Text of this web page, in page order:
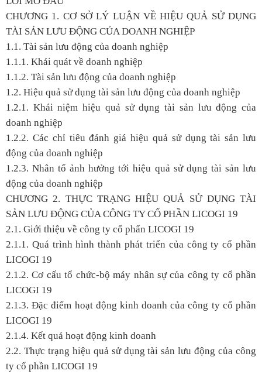
CHƯƠNG 1. CƠ SỞ LÝ LUẬN VỀ HIỆU QUẢ SỬ DỤNG
TÀI SẢN LƯU ĐỘNG CỦA DOANH NGHIỆP
1.1. Tài sản lưu động của doanh nghiệp
1.1.1. Khái quát về doanh nghiệp
1.1.2. Tài sản lưu động của doanh nghiệp
1.2. Hiệu quả sử dụng tài sản lưu động của doanh nghiệp
1.2.1. Khái niệm hiệu quả sử dụng tài sản lưu động của
doanh nghiệp
1.2.2. Các chỉ tiêu đánh giá hiệu quả sử dụng tài sản lưu
động của doanh nghiệp
1.2.3. Nhân tố ảnh hưởng tới hiệu quả sử dụng tài sản lưu
động của doanh nghiệp
CHƯƠNG 2. THỰC TRẠNG HIỆU QUẢ SỬ DỤNG TÀI
SẢN LƯU ĐỘNG CỦA CÔNG TY CỔ PHẦN LICOGI 19
2.1. Giới thiệu về công ty cổ phẩn LICOGI 19
2.1.1. Quá trình hình thành phát triển của công ty cổ phần
LICOGI 19
2.1.2. Cơ cấu tổ chức-bộ máy nhân sự của công ty cổ phần
LICOGI 19
2.1.3. Đặc điểm hoạt động kinh doanh của công ty cổ phần
LICOGI 19
2.1.4. Kết quả hoạt động kinh doanh
2.2. Thực trạng hiệu quả sử dụng tài sản lưu động của công
ty cổ phần LICOGI 19